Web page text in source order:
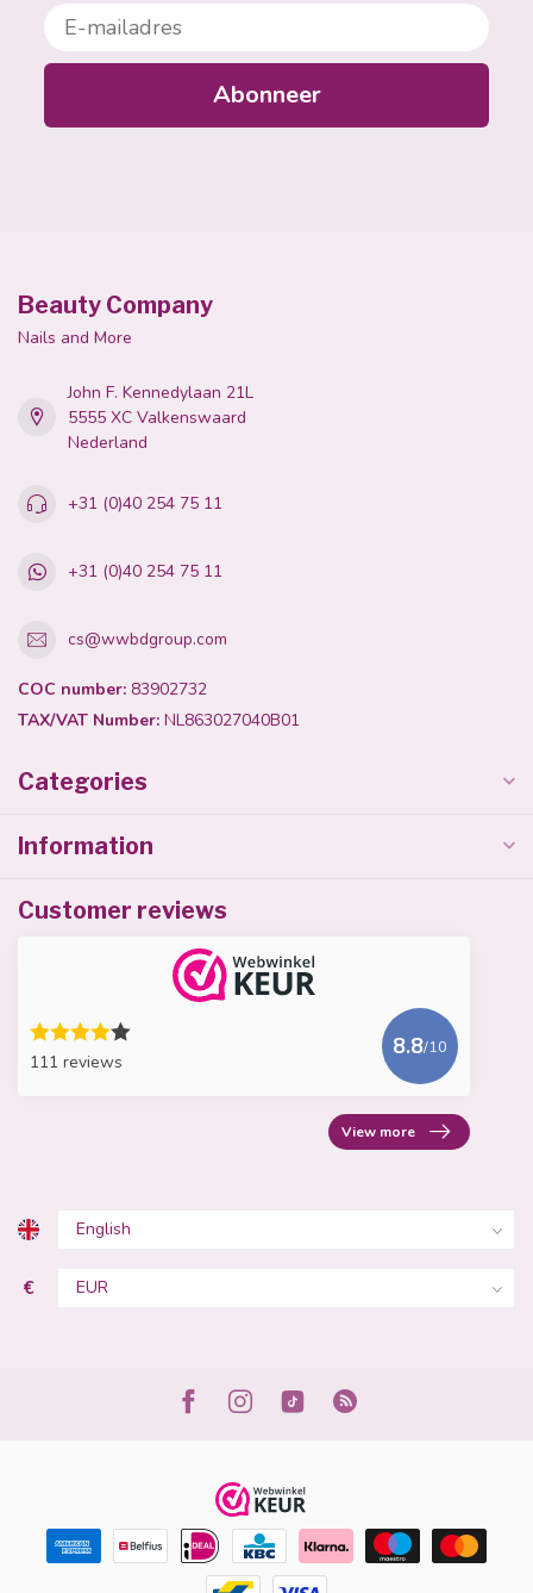
E-mailadres
Abonneer
Beauty Company
Nails and More
John F. Kennedylaan 21L
5555 XC Valkenswaard
Nederland
+31 (0)40 254 75 11
+31 (0)40 254 75 11
cs@wwbdgroup.com
COC number: 83902732
TAX/VAT Number: NL863027040B01
Categories
Information
Customer reviews
111 reviews
8.8/10
View more
€